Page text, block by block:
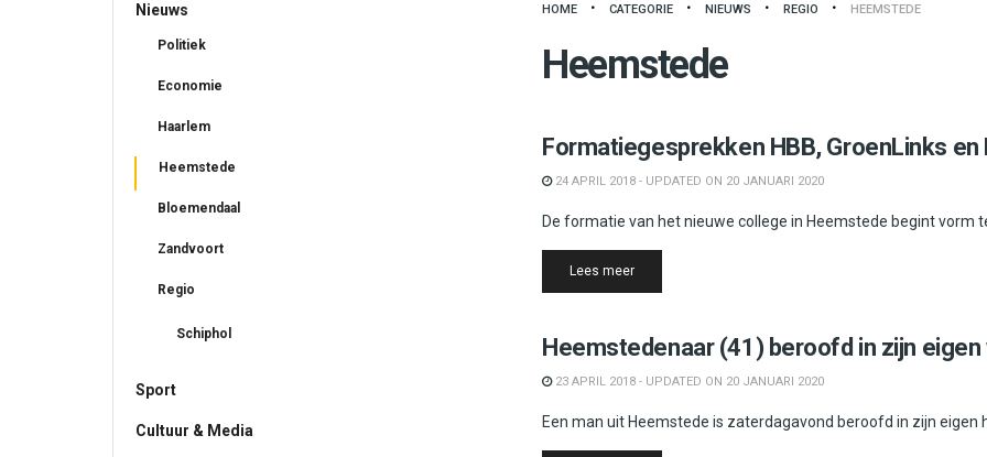
HOME CATEGORIE NIEUWS REGIO HEEMSTEDE
Heemstede
Formatiegesprekken HBB, GroenLinks
24 APRIL 2018 - UPDATED ON 20 JANUARI 2020
De formatie van het nieuwe college in Heemstede begint vorm
Lees meerDetails
Heemstedenaar (41) beroofd in zijn eigen
23 APRIL 2018 - UPDATED ON 20 JANUARI 2020
Een man uit Heemstede is zaterdagavond beroofd in zijn eigen
Nieuws
Politiek
Economie
Haarlem
Heemstede
Bloemendaal
Zandvoort
Regio
Schiphol
Sport
Cultuur & Media